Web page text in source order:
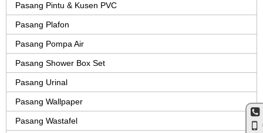
Pasang Pintu & Kusen PVC
Pasang Plafon
Pasang Pompa Air
Pasang Shower Box Set
Pasang Urinal
Pasang Wallpaper
Pasang Wastafel